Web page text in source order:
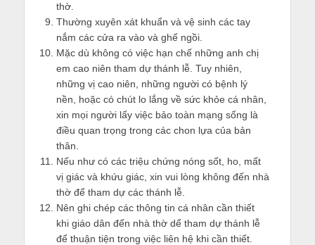
thờ.
Thường xuyên xát khuẩn và vệ sinh các tay
nắm các cửa ra vào và ghế ngồi.
Mặc dù không có việc hạn chế những anh chị
em cao niên tham dự thánh lễ. Tuy nhiên,
những vị cao niên, những người có bệnh lý
nền, hoặc có chút lo lắng về sức khỏe cá nhân,
xin mọi người lấy việc bảo toàn mạng sống là
điều quan trọng trong các chon lựa của bản
thân.
Nếu như có các triệu chứng nóng sốt, ho, mất
vị giác và khứu giác, xin vui lòng không đến nhà
thờ để tham dự các thánh lễ.
Nên ghi chép các thông tin cá nhân cần thiết
khi giáo dân đến nhà thờ dể tham dự thánh lễ
để thuận tiện trong việc liên hệ khi cần thiết.